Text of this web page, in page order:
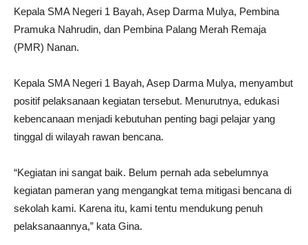
Kepala SMA Negeri 1 Bayah, Asep Darma Mulya, Pembina
Pramuka Nahrudin, dan Pembina Palang Merah Remaja
(PMR) Nanan.
Kepala SMA Negeri 1 Bayah, Asep Darma Mulya, menyambut
positif pelaksanaan kegiatan tersebut. Menurutnya, edukasi
kebencanaan menjadi kebutuhan penting bagi pelajar yang
tinggal di wilayah rawan bencana.
“Kegiatan ini sangat baik. Belum pernah ada sebelumnya
kegiatan pameran yang mengangkat tema mitigasi bencana di
sekolah kami. Karena itu, kami tentu mendukung penuh
pelaksanaannya,” kata Gina.